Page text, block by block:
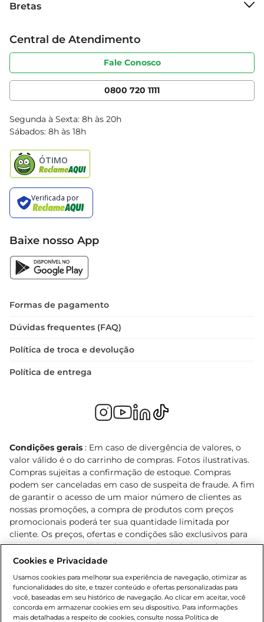
Grupo Cencosud
Sobre privacidade
Portal do fornecedor
Cencosud Media
Bretas
Produtos Bretas
Código de ética
Serviços
Clube Bretas
Blog Bretas
Black Friday
Central de Atendimento
Fale Conosco
0800 720 1111
Segunda à Sexta: 8h às 20h
Sábados: 8h às 18h
Baixe nosso App
Formas de pagamento
Dúvidas frequentes (FAQ)
Política de troca e devolução
Política de entrega
Condições gerais : Em caso de divergência de valores, o
valor válido é o do carrinho de compras. Fotos ilustrativas.
Compras sujeitas a confirmação de estoque. Compras
podem ser canceladas em caso de suspeita de fraude. A fim
de garantir o acesso de um maior número de clientes as
nossas promoções, a compra de produtos com preços
promocionais poderá ter sua quantidade limitada por
cliente. Os preços, ofertas e condições são exclusivos para
o e-commerce e válidos durante o dia de hoje, podendo
sofrer alterações sem prévia notificação. Proibida a venda
Lei n.º 8069/90, art. 81, inciso II (Estatuto da Criança e do
Adolescente). Preços e condições exclusivos para o
www.bretas.com.br, podendo sofrer alterações sem aviso
Cookies e Privacidade
Usamos cookies para melhorar sua experiência de navegação, otimizar as
funcionalidades do site, e trazer conteúdo e ofertas personalizadas para
você, baseadas em seu histórico de navegação. Ao clicar em aceitar, você
concorda em armazenar cookies em seu dispositivo. Para informações
mais detalhadas a respeito de cookies, consulte nossa Política de